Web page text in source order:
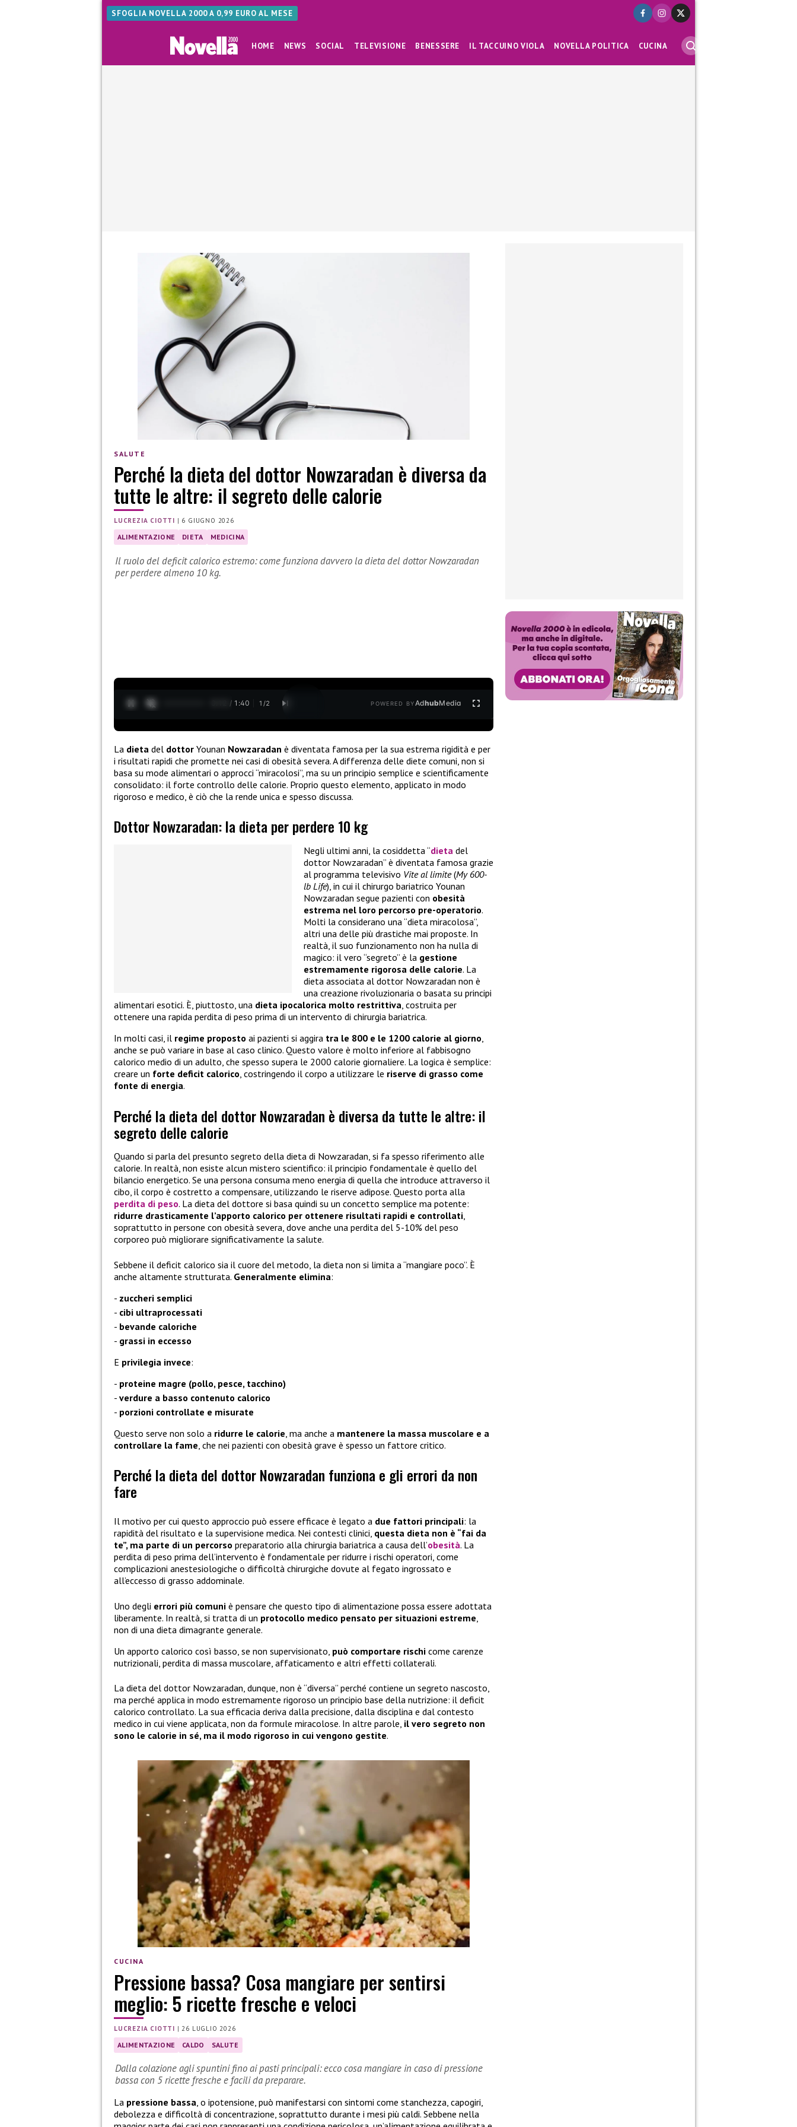
SFOGLIA NOVELLA 2000 A 0,99 EURO AL MESE
HOME NEWS SOCIAL TELEVISIONE BENESSERE IL TACCUINO VIOLA NOVELLA POLITICA CUCINA
SALUTE
Perché la dieta del dottor Nowzaradan è diversa da
tutte le altre: il segreto delle calorie
LUCREZIA CIOTTI | 6 GIUGNO 2026
ALIMENTAZIONE DIETA MEDICINA
Il ruolo del deficit calorico estremo: come funziona davvero la dieta del dottor Nowzaradan
per perdere almeno 10 kg.
0:13 / 1:40 1 /2 POWERED BYAdhubMedia
La dieta del dottor Younan Nowzaradan è diventata famosa per la sua estrema rigidità e per
i risultati rapidi che promette nei casi di obesità severa. A differenza delle diete comuni, non si
basa su mode alimentari o approcci “miracolosi”, ma su un principio semplice e scientificamente
consolidato: il forte controllo delle calorie. Proprio questo elemento, applicato in modo
rigoroso e medico, è ciò che la rende unica e spesso discussa.
Dottor Nowzaradan: la dieta per perdere 10 kg
Negli ultimi anni, la cosiddetta “dieta del
dottor Nowzaradan” è diventata famosa grazie
al programma televisivo Vite al limite(My 600-
lb Life), in cui il chirurgo bariatrico Younan
Nowzaradan segue pazienti con obesità
estrema nel loro percorso pre-operatorio.
Molti la considerano una “dieta miracolosa”,
altri una delle più drastiche mai proposte. In
realtà, il suo funzionamento non ha nulla di
magico: il vero “segreto” è la gestione
estremamente rigorosa delle calorie. La
dieta associata al dottor Nowzaradan non è
una creazione rivoluzionaria o basata su principi
alimentari esotici. È, piuttosto, una dieta ipocalorica molto restrittiva, costruita per
ottenere una rapida perdita di peso prima di un intervento di chirurgia bariatrica.
In molti casi, il regime proposto ai pazienti si aggira tra le 800 e le 1200 calorie al giorno,
anche se può variare in base al caso clinico. Questo valore è molto inferiore al fabbisogno
calorico medio di un adulto, che spesso supera le 2000 calorie giornaliere. La logica è semplice:
creare un forte deficit calorico, costringendo il corpo a utilizzare le riserve di grasso come
fonte di energia.
Perché la dieta del dottor Nowzaradan è diversa da tutte le altre: il
segreto delle calorie
Quando si parla del presunto segreto della dieta di Nowzaradan, si fa spesso riferimento alle
calorie. In realtà, non esiste alcun mistero scientifico: il principio fondamentale è quello del
bilancio energetico. Se una persona consuma meno energia di quella che introduce attraverso il
cibo, il corpo è costretto a compensare, utilizzando le riserve adipose. Questo porta alla
perdita di peso. La dieta del dottore si basa quindi su un concetto semplice ma potente:
ridurre drasticamente l’apporto calorico per ottenere risultati rapidi e controllati,
soprattutto in persone con obesità severa, dove anche una perdita del 5-10% del peso
corporeo può migliorare significativamente la salute.
Sebbene il deficit calorico sia il cuore del metodo, la dieta non si limita a “mangiare poco”. È
anche altamente strutturata. Generalmente elimina:
zuccheri semplici
cibi ultraprocessati
bevande caloriche
grassi in eccesso
E privilegia invece:
proteine magre (pollo, pesce, tacchino)
verdure a basso contenuto calorico
porzioni controllate e misurate
Questo serve non solo a ridurre le calorie , ma anche a mantenere la massa muscolare e a
controllare la fame , che nei pazienti con obesità grave è spesso un fattore critico.
Perché la dieta del dottor Nowzaradan funziona e gli errori da non
fare
Il motivo per cui questo approccio può essere efficace è legato a due fattori principali: la
rapidità del risultato e la supervisione medica. Nei contesti clinici, questa dieta non è “fai da
te”, ma parte di un percorso preparatorio alla chirurgia bariatrica a causa dell’obesità. La
perdita di peso prima dell’intervento è fondamentale per ridurre i rischi operatori, come
complicazioni anestesiologiche o difficoltà chirurgiche dovute al fegato ingrossato e
all’eccesso di grasso addominale.
Uno degli errori più comuni è pensare che questo tipo di alimentazione possa essere adottata
liberamente. In realtà, si tratta di un protocollo medico pensato per situazioni estreme
non di una dieta dimagrante generale.
Un apporto calorico così basso, se non supervisionato, può comportare rischi come carenze
nutrizionali, perdita di massa muscolare, affaticamento e altri effetti collaterali.
La dieta del dottor Nowzaradan, dunque, non è “diversa” perché contiene un segreto nascosto,
ma perché applica in modo estremamente rigoroso un principio base della nutrizione: il deficit
calorico controllato. La sua efficacia deriva dalla precisione, dalla disciplina e dal contesto
medico in cui viene applicata, non da formule miracolose. In altre parole, il vero segreto non
sono le calorie in sé, ma il modo rigoroso in cui vengono gestite.
CUCINA
Pressione bassa? Cosa mangiare per sentirsi
meglio: 5 ricette fresche e veloci
LUCREZIA CIOTTI | 26 LUGLIO 2026
ALIMENTAZIONE CALDO SALUTE
Dalla colazione agli spuntini fino ai pasti principali: ecco cosa mangiare in caso di pressione
bassa con 5 ricette fresche e facili da preparare.
La pressione bassa, o ipotensione, può manifestarsi con sintomi come stanchezza, capogiri,
debolezza e difficoltà di concentrazione, soprattutto durante i mesi più caldi. Sebbene nella